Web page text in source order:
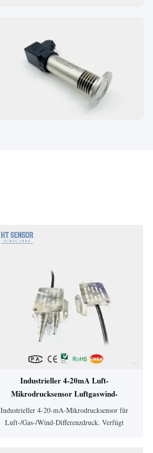
Industrieller 4-20mA Luft-
Mikrodrucksensor Luftgaswind-
Differenzdrucktransmitter
Industrieller 4-20-mA-Mikrodrucksensor für
Luft-/Gas-/Wind-Differenzdruck. Verfügt